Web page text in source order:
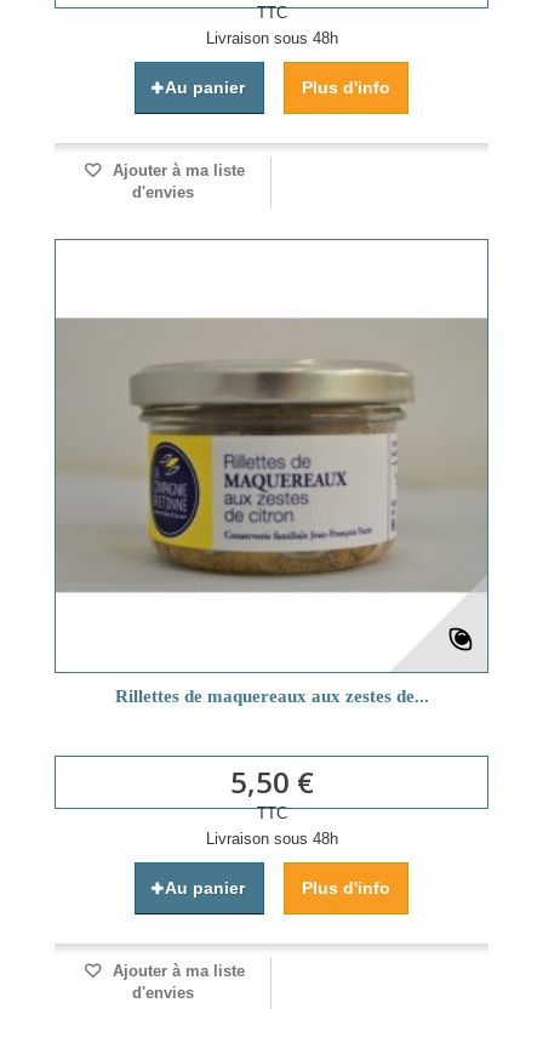
TTC
Livraison sous 48h
Au panier Plus d'info
Ajouter à ma liste
d'envies
Rillettes de maquereaux aux zestes de...
5,50 €
TTC
Livraison sous 48h
Au panier Plus d'info
Ajouter à ma liste
d'envies